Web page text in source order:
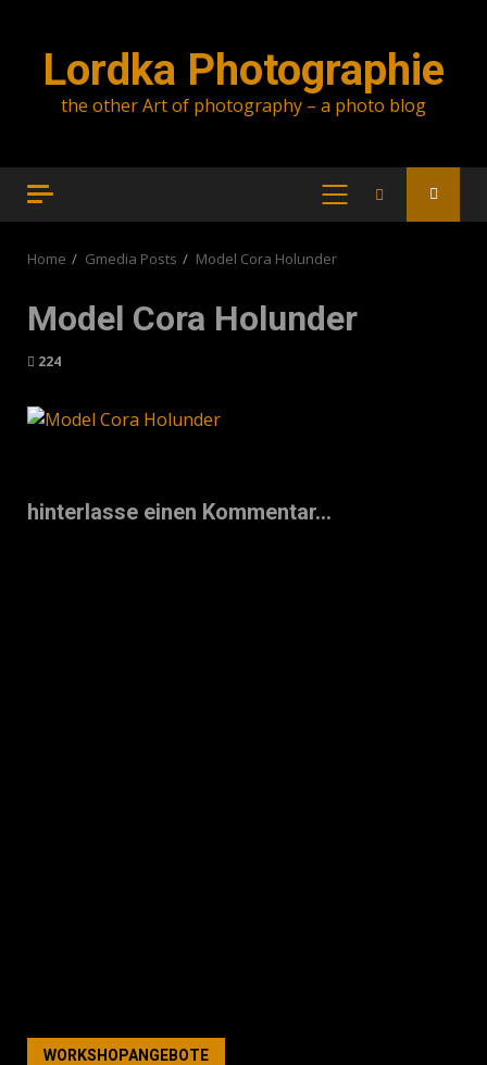
Lordka Photographie
the other Art of photography – a photo blog
PRIMARY
Home Gmedia Posts Model Cora Holunder
Model Cora Holunder
224
hinterlasse einen Kommentar...
WORKSHOPANGEBOTE